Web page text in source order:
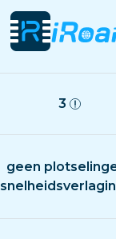
3
geen plotselinge
snelheidsverlaging